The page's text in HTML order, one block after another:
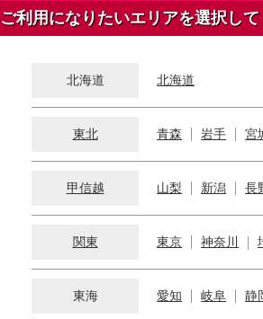
ご利用になりたいエリアを選択し
北海道 北海道
東北 青森 岩手 宮
甲信越 山梨 新潟 長
関東 東京 神奈川
東海 愛知 岐阜 静